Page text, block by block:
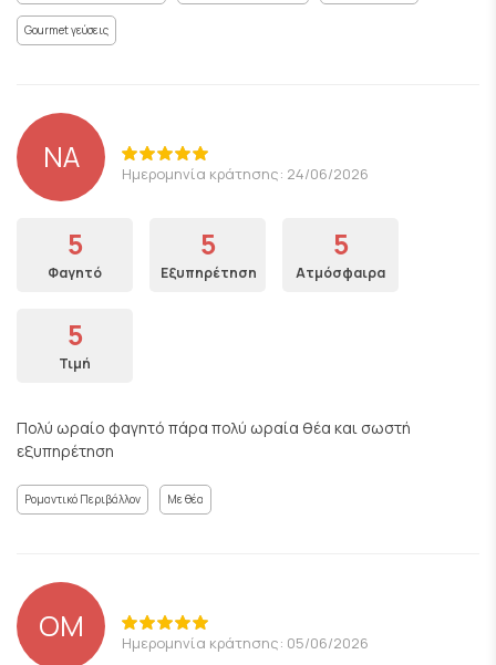
Gourmet γεύσεις
ΝΑ Ημερομηνία κράτησης: 24/06/2026
5
Φαγητό
5
Εξυπηρέτηση
5
Ατμόσφαιρα
5
Τιμή
Πολύ ωραίο φαγητό πάρα πολύ ωραία θέα και σωστή
εξυπηρέτηση
Ρομαντικό Περιβάλλον Με θέα
OM Ημερομηνία κράτησης: 05/06/2026